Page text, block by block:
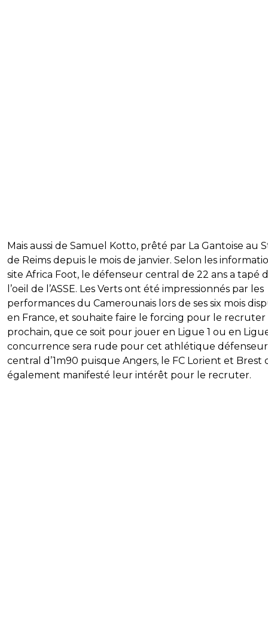
Mais aussi de Samuel Kotto, prêté par La Gantoise au
de Reims depuis le mois de janvier. Selon les
site Africa Foot, le défenseur central de 22 ans a tapé
l’oeil de l’ASSE. Les Verts ont été impressionnés par les
performances du Camerounais lors de ses six mois
en France, et souhaite faire le forcing pour le recruter
prochain, que ce soit pour jouer en Ligue 1 ou en
concurrence sera rude pour cet athlétique défenseur
central d’1m90 puisque Angers, le FC Lorient et Brest
également manifesté leur intérêt pour le recruter.